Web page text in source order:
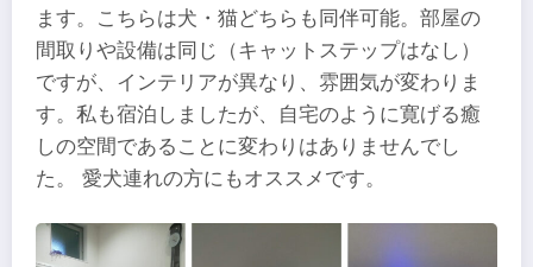
ます。こちらは犬・猫どちらも同伴可能。部屋の
間取りや設備は同じ（キャットステップはなし）
ですが、インテリアが異なり、雰囲気が変わりま
す。私も宿泊しましたが、自宅のように寛げる癒
しの空間であることに変わりはありませんでし
た。 愛犬連れの方にもオススメです。